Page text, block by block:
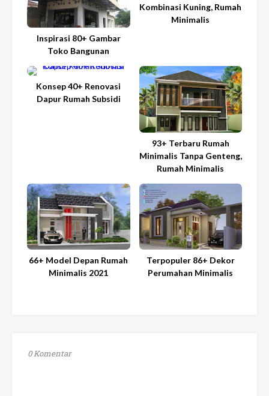
Inspirasi 80+ Gambar
Toko Bangunan
Kombinasi Kuning, Rumah
Minimalis
Konsep 40+ Renovasi
Dapur Rumah Subsidi
93+ Terbaru Rumah
Minimalis Tanpa Genteng,
Rumah Minimalis
66+ Model Depan Rumah
Minimalis 2021
Terpopuler 86+ Dekor
Perumahan Minimalis
0 Komentar